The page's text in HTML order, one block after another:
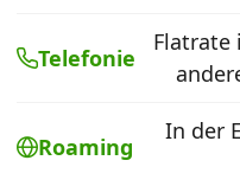
Alle
Internet, TV, Telefon
Telefonie
Flatrate
Roaming
In der